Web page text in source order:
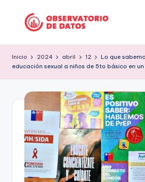
contenido
e
ri
d
m
d
free
are
Charles
Preswitch
Scott
Inicio 2024 abril 12
Lo que
educación sexual a niños de 5to básico en